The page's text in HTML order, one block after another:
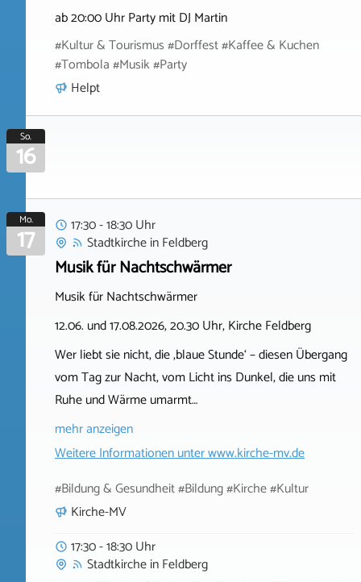
ab 20:00 Uhr Party mit DJ Martin
#Kultur & Tourismus #Dorffest #Kaffee & Kuchen
#Tombola #Musik #Party
Helpt
So.
16
Mo.
17
17:30 - 18:30 Uhr
StadtkircheinFeldberg
Musik für Nachtschwärmer
Musik für Nachtschwärmer
12.06. und 17.08.2026, 20.30 Uhr, Kirche Feldberg
Wer liebt sie nicht, die ‚blaue Stunde‘ – diesen Übergang
vom Tag zur Nacht, vom Licht ins Dunkel, die uns mit
Ruhe und Wärme umarmt…
mehr anzeigen
Weitere Informationen unterwww.kirche-mv.de
#Bildung & Gesundheit #Bildung #Kirche #Kultur
Kirche-MV
17:30 - 18:30 Uhr
StadtkircheinFeldberg